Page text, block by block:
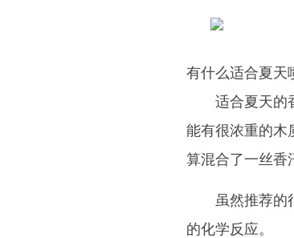
有什么适合夏天
适合夏天的
能有很浓重的木
算混合了一丝香
虽然推荐的
的化学反应。